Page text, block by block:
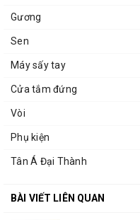
Gương
Sen
Máy sấy tay
Cửa tắm đứng
Vòi
Phụ kiện
Tân Á Đại Thành
BÀI VIẾT LIÊN QUAN